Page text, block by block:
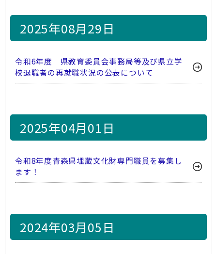
2025年08月29日
令和6年度 県教育委員会事務局等及び県立学
校退職者の再就職状況の公表について
2025年04月01日
令和8年度青森県埋蔵文化財専門職員を募集し
ます！
2024年03月05日